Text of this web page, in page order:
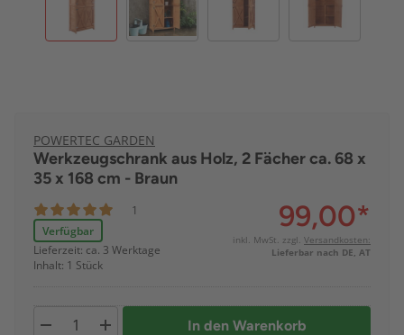
POWERTEC GARDEN
Werkzeugschrank aus Holz, 2 Fächer ca. 68 x
35 x 168 cm - Braun
1
Verfügbar
Lieferzeit: ca. 3 Werktage
Inhalt: 1 Stück
99,00*
inkl. MwSt. zzgl. Versandkosten:
Lieferbar nach DE, AT
In den Warenkorb